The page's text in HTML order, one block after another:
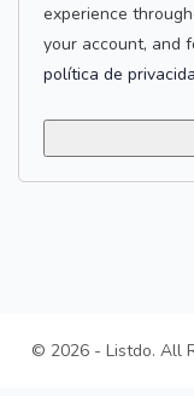
experience
your account, and
política de
© 2026 - Listdo. All